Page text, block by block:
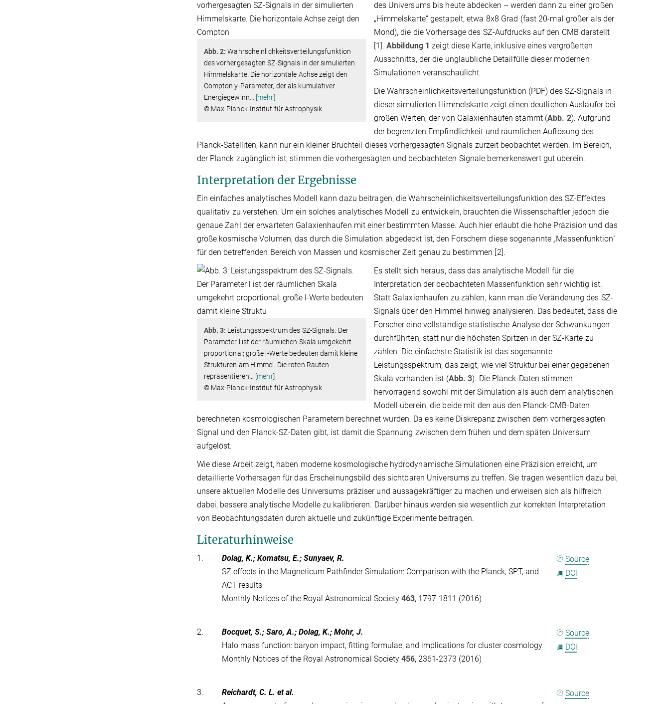
Abb. 2: Wahrscheinlichkeitsverteilungsfunktion
des vorhergesagten SZ-Signals in der simulierten
Himmelskarte. Die horizontale Achse zeigt den
Compton y-Parameter, der als kumulativer
Energiegewinn… [mehr]
© Max-Planck-Institut für Astrophysik
des Universums bis heute abdecken – werden dann zu einer großen
„Himmelskarte“ gestapelt, etwa 8x8 Grad (fast 20-mal größer als der
Mond), die die Vorhersage des SZ-Aufdrucks auf den CMB darstellt
[1].Abbildung 1 zeigt diese Karte, inklusive eines vergrößerten
Ausschnitts, der die unglaubliche Detailfülle dieser modernen
Simulationen veranschaulicht.
Die Wahrscheinlichkeitsverteilungsfunktion (PDF) des SZ-Signals in
dieser simulierten Himmelskarte zeigt einen deutlichen Ausläufer bei
großen Werten, der von Galaxienhaufen stammt (Abb. 2). Aufgrund
der begrenzten Empfindlichkeit und räumlichen Auflösung des
Planck-Satelliten, kann nur ein kleiner Bruchteil dieses vorhergesagten Signals zurzeit beobachtet werden. Im Bereich,
der Planck zugänglich ist, stimmen die vorhergesagten und beobachteten Signale bemerkenswert gut überein.
Interpretation der Ergebnisse
Ein einfaches analytisches Modell kann dazu beitragen, die Wahrscheinlichkeitsverteilungsfunktion des SZ-Effektes
qualitativ zu verstehen. Um ein solches analytisches Modell zu entwickeln, brauchten die Wissenschaftler jedoch die
genaue Zahl der erwarteten Galaxienhaufen mit einer bestimmten Masse. Auch hier erlaubt die hohe Präzision und das
große kosmische Volumen, das durch die Simulation abgedeckt ist, den Forschern diese sogenannte „Massenfunktion“
für den betreffenden Bereich von Massen und kosmischer Zeit genau zu bestimmen [2].
Abb. 3: Leistungsspektrum des SZ-Signals. Der
Parameter l ist der räumlichen Skala umgekehrt
proportional; große l-Werte bedeuten damit kleine
Strukturen am Himmel. Die roten Rauten
repräsentieren… [mehr]
© Max-Planck-Institut für Astrophysik
Es stellt sich heraus, dass das analytische Modell für die
Interpretation der beobachteten Massenfunktion sehr wichtig ist.
Statt Galaxienhaufen zu zählen, kann man die Veränderung des SZ-
Signals über den Himmel hinweg analysieren. Das bedeutet, dass die
Forscher eine vollständige statistische Analyse der Schwankungen
durchführten, statt nur die höchsten Spitzen in der SZ-Karte zu
zählen. Die einfachste Statistik ist das sogenannte
Leistungsspektrum, das zeigt, wie viel Struktur bei einer gegebenen
Skala vorhanden ist (Abb. 3). Die Planck-Daten stimmen
hervorragend sowohl mit der Simulation als auch dem analytischen
Modell überein, die beide mit den aus den Planck-CMB-Daten
berechneten kosmologischen Parametern berechnet wurden. Da es keine Diskrepanz zwischen dem vorhergesagten
Signal und den Planck-SZ-Daten gibt, ist damit die Spannung zwischen dem frühen und dem späten Universum
aufgelöst.
Wie diese Arbeit zeigt, haben moderne kosmologische hydrodynamische Simulationen eine Präzision erreicht, um
detaillierte Vorhersagen für das Erscheinungsbild des sichtbaren Universums zu treffen. Sie tragen wesentlich dazu bei,
unsere aktuellen Modelle des Universums präziser und aussagekräftiger zu machen und erweisen sich als hilfreich
dabei, bessere analytische Modelle zu kalibrieren. Darüber hinaus werden sie wesentlich zur korrekten Interpretation
von Beobachtungsdaten durch aktuelle und zukünftige Experimente beitragen.
Literaturhinweise
1.
Dolag, K.; Komatsu, E.; Sunyaev, R.
SZ effects in the Magneticum Pathfinder Simulation: Comparison with the Planck, SPT, and
ACT results
Monthly Notices of the Royal Astronomical Society463, 1797-1811 (2016)
Source
DOI
2.
Bocquet, S.; Saro, A.; Dolag, K.; Mohr, J.
Halo mass function: baryon impact, fitting formulae, and implications for cluster cosmology
Monthly Notices of the Royal Astronomical Society456, 2361-2373 (2016)
Source
DOI
3.
Reichardt, C. L. et al.
Source